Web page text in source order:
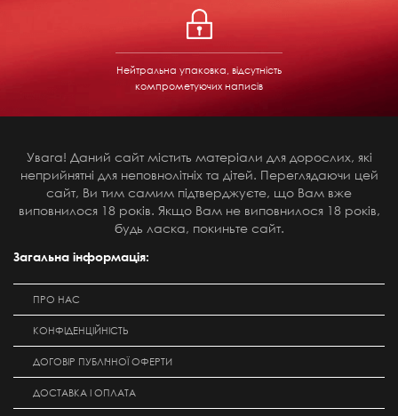
Нейтральна упаковка, відсутність
компрометуючих написів
Увага! Даний сайт містить матеріали для дорослих, які
неприйнятні для неповнолітніх та дітей. Переглядаючи цей
сайт, Ви тим самим підтверджуєте, що Вам вже
виповнилося 18 років. Якщо Вам не виповнилося 18 років,
будь ласка, покиньте сайт.
Загальна інформація:
ПРО НАС
КОНФІДЕНЦІЙНІСТЬ
ДОГОВІР ПУБЛІЧНОЇ ОФЕРТИ
ДОСТАВКА І ОПЛАТА